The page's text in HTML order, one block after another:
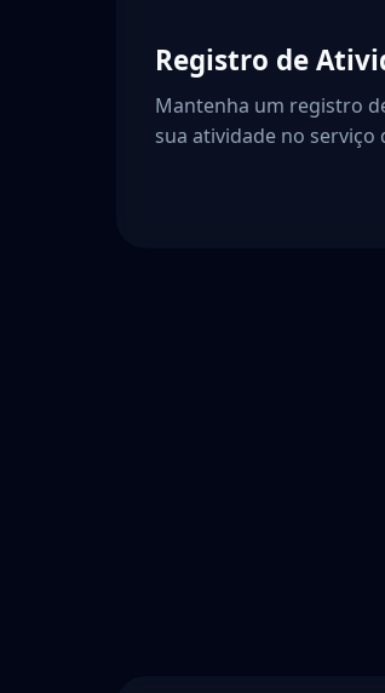
Registro de
Mantenha um registro
sua atividade no serviço